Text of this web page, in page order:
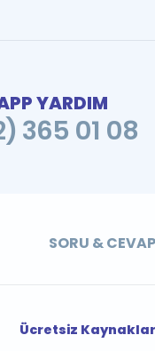
YARDIM
365 01 08
SORU & CEVAP
Ücretsiz Kaynaklar